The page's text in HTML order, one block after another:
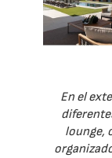
En el
lounge,